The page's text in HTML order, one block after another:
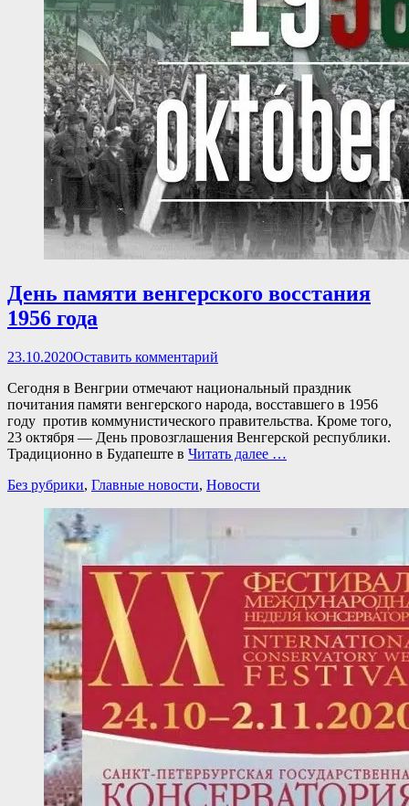
День памяти венгерского восстания
1956 года
Опубликовано
23.10.2020Оставить комментарий
Сегодня в Венгрии отмечают национальный праздник
почитания памяти венгерского народа, восставшего в 1956
году против коммунистического правительства. Кроме того,
23 октября — День провозглашения Венгерской республики.
Традиционно в Будапеште в Читать далее …
Категории
Без рубрики, Главные новости, Новости